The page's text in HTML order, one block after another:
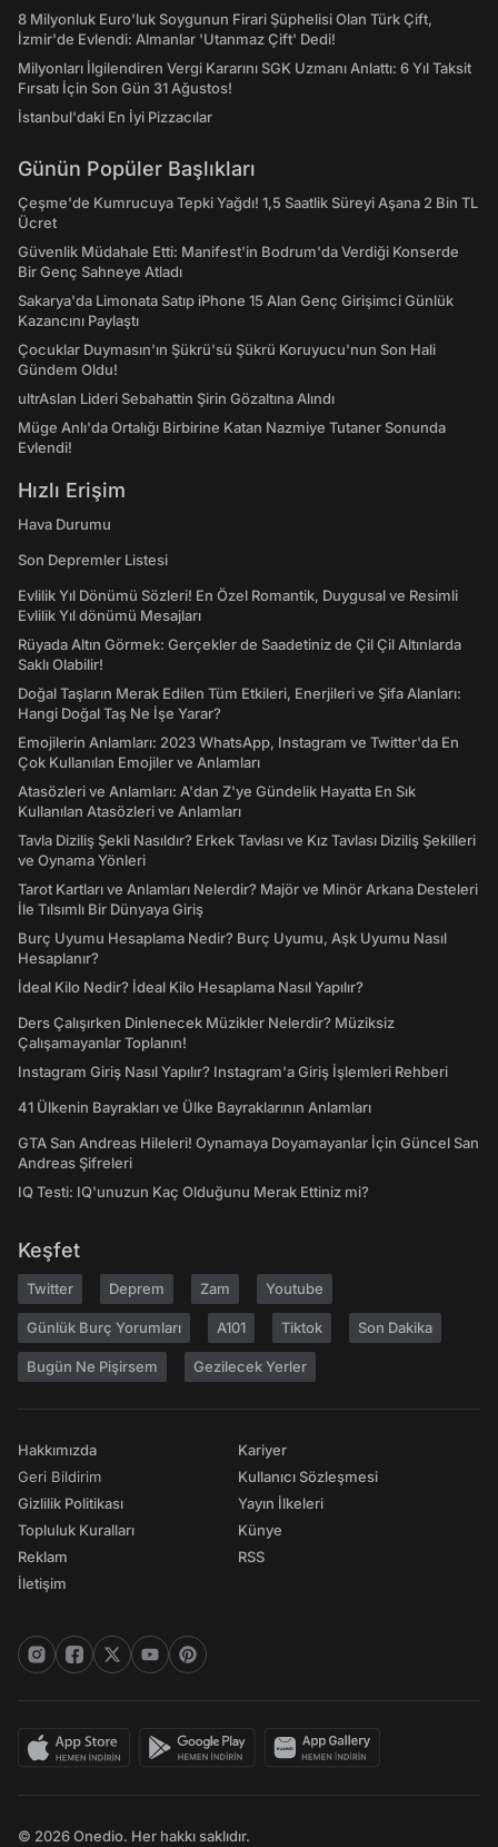
8 Milyonluk Euro'luk Soygunun Firari Şüphelisi Olan Türk Çift,
İzmir'de Evlendi: Almanlar 'Utanmaz Çift' Dedi!
Milyonları İlgilendiren Vergi Kararını SGK Uzmanı Anlattı: 6 Yıl Taksit
Fırsatı İçin Son Gün 31 Ağustos!
İstanbul'daki En İyi Pizzacılar
Günün Popüler Başlıkları
Çeşme'de Kumrucuya Tepki Yağdı! 1,5 Saatlik Süreyi Aşana 2 Bin TL
Ücret
Güvenlik Müdahale Etti: Manifest'in Bodrum'da Verdiği Konserde
Bir Genç Sahneye Atladı
Sakarya'da Limonata Satıp iPhone 15 Alan Genç Girişimci Günlük
Kazancını Paylaştı
Çocuklar Duymasın'ın Şükrü'sü Şükrü Koruyucu'nun Son Hali
Gündem Oldu!
ultrAslan Lideri Sebahattin Şirin Gözaltına Alındı
Müge Anlı'da Ortalığı Birbirine Katan Nazmiye Tutaner Sonunda
Evlendi!
Hızlı Erişim
Hava Durumu
Son Depremler Listesi
Evlilik Yıl Dönümü Sözleri! En Özel Romantik, Duygusal ve Resimli
Evlilik Yıl dönümü Mesajları
Rüyada Altın Görmek: Gerçekler de Saadetiniz de Çil Çil Altınlarda
Saklı Olabilir!
Doğal Taşların Merak Edilen Tüm Etkileri, Enerjileri ve Şifa Alanları:
Hangi Doğal Taş Ne İşe Yarar?
Emojilerin Anlamları: 2023 WhatsApp, Instagram ve Twitter'da En
Çok Kullanılan Emojiler ve Anlamları
Atasözleri ve Anlamları: A'dan Z'ye Gündelik Hayatta En Sık
Kullanılan Atasözleri ve Anlamları
Tavla Diziliş Şekli Nasıldır? Erkek Tavlası ve Kız Tavlası Diziliş Şekilleri
ve Oynama Yönleri
Tarot Kartları ve Anlamları Nelerdir? Majör ve Minör Arkana Desteleri
İle Tılsımlı Bir Dünyaya Giriş
Burç Uyumu Hesaplama Nedir? Burç Uyumu, Aşk Uyumu Nasıl
Hesaplanır?
İdeal Kilo Nedir? İdeal Kilo Hesaplama Nasıl Yapılır?
Ders Çalışırken Dinlenecek Müzikler Nelerdir? Müziksiz
Çalışamayanlar Toplanın!
Instagram Giriş Nasıl Yapılır? Instagram'a Giriş İşlemleri Rehberi
41 Ülkenin Bayrakları ve Ülke Bayraklarının Anlamları
GTA San Andreas Hileleri! Oynamaya Doyamayanlar İçin Güncel San
Andreas Şifreleri
IQ Testi: IQ'unuzun Kaç Olduğunu Merak Ettiniz mi?
Keşfet
Twitter Deprem Zam Youtube
Günlük Burç Yorumları A101 Tiktok Son Dakika
Bugün Ne Pişirsem Gezilecek Yerler
Hakkımızda
Geri Bildirim
Gizlilik Politikası
Topluluk Kuralları
Reklam
İletişim
Kariyer
Kullanıcı Sözleşmesi
Yayın İlkeleri
Künye
RSS
© 2026 Onedio. Her hakkı saklıdır.